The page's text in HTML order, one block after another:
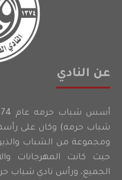
عن النادي
شباب حرمه) وكان على
ومجموعة من الشباب والذين
حيث كانت المهرجانات
الجميع، ورأس نادي شباب